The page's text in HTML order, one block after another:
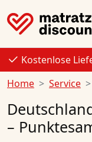
Kostenlose
Home
Service
–